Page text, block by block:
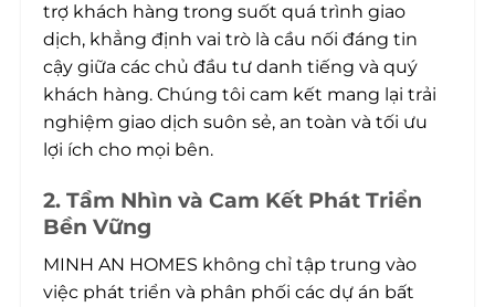
trợ khách hàng trong suốt quá trình giao
dịch, khẳng định vai trò là cầu nối đáng tin
cậy giữa các chủ đầu tư danh tiếng và quý
khách hàng. Chúng tôi cam kết mang lại trải
nghiệm giao dịch suôn sẻ, an toàn và tối ưu
lợi ích cho mọi bên.
2. Tầm Nhìn và Cam Kết Phát Triển
Bền Vững
MINH AN HOMES không chỉ tập trung vào
việc phát triển và phân phối các dự án bất